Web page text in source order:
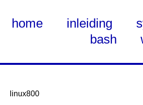
home inleiding
bash
linux800